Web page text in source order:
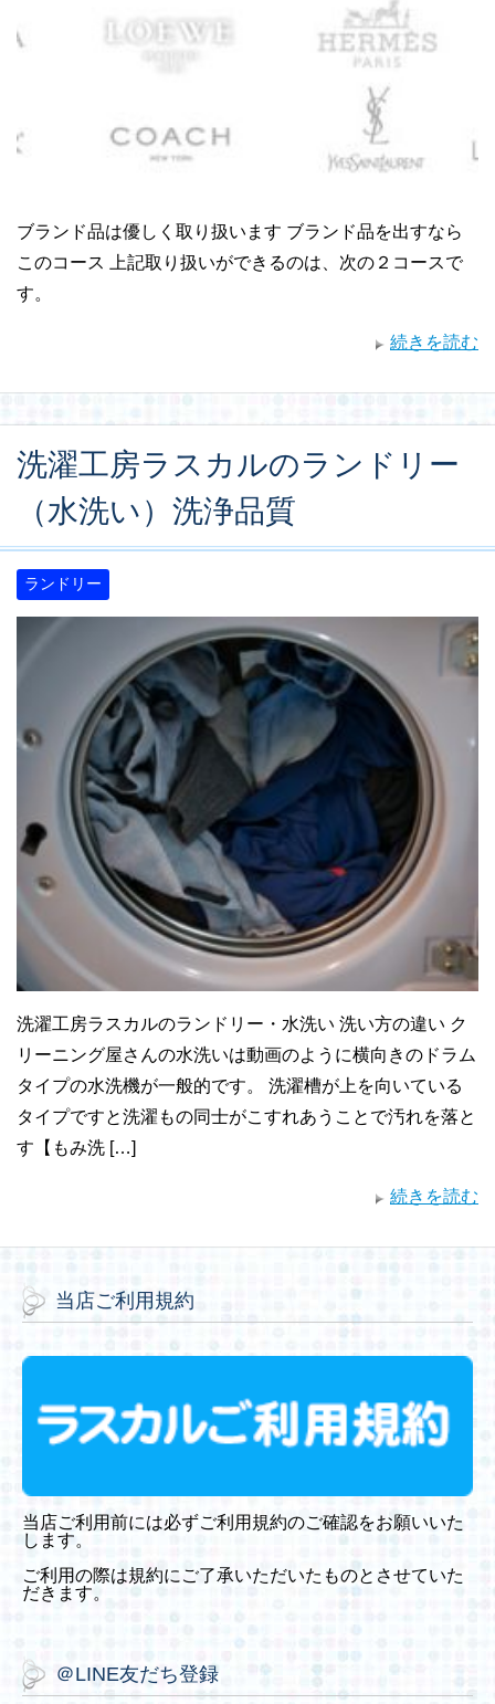
ブランド品は優しく取り扱います ブランド品を出すなら
このコース 上記取り扱いができるのは、次の２コースで
す。
続きを読む
洗濯工房ラスカルのランドリー
（水洗い）洗浄品質
ランドリー
洗濯工房ラスカルのランドリー・水洗い 洗い方の違い ク
リーニング屋さんの水洗いは動画のように横向きのドラム
タイプの水洗機が一般的です。 洗濯槽が上を向いている
タイプですと洗濯もの同士がこすれあうことで汚れを落と
す【もみ洗 […]
続きを読む
当店ご利用規約
当店ご利用前には必ずご利用規約のご確認をお願いいた
します。
ご利用の際は規約にご了承いただいたものとさせていた
だきます。
＠LINE友だち登録